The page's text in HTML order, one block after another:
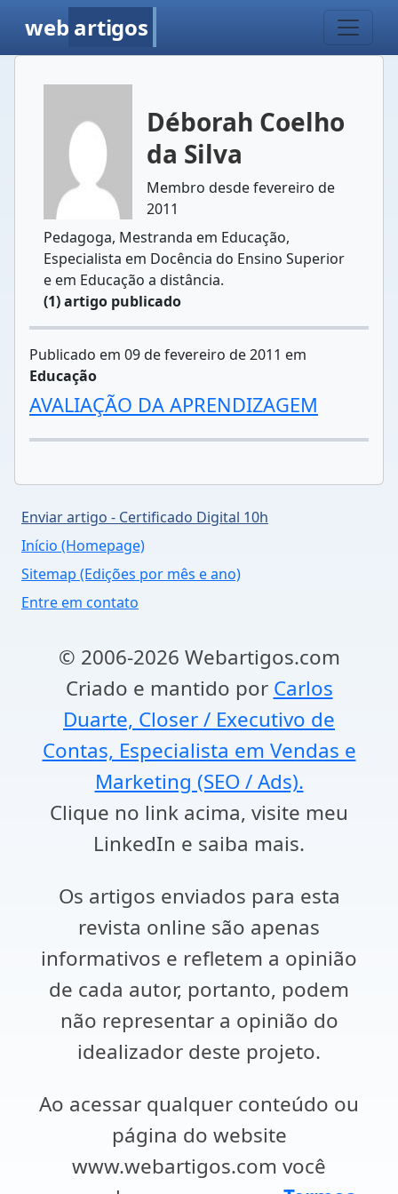
web artigos
Déborah Coelho
da Silva
Membro desde fevereiro de
2011
Pedagoga, Mestranda em Educação,
Especialista em Docência do Ensino Superior
e em Educação a distância.
(1) artigo publicado
Publicado em 09 de fevereiro de 2011 em
Educação
AVALIAÇÃO DA APRENDIZAGEM
Enviar artigo - Certificado Digital 10h
Início (Homepage)
Sitemap (Edições por mês e ano)
Entre em contato
© 2006-2026 Webartigos.com
Criado e mantido por Carlos
Duarte, Closer / Executivo de
Contas, Especialista em Vendas e
Marketing (SEO / Ads).
Clique no link acima, visite meu
LinkedIn e saiba mais.
Os artigos enviados para esta
revista online são apenas
informativos e refletem a opinião
de cada autor, portanto, podem
não representar a opinião do
idealizador deste projeto.
Ao acessar qualquer conteúdo ou
página do website
www.webartigos.com você